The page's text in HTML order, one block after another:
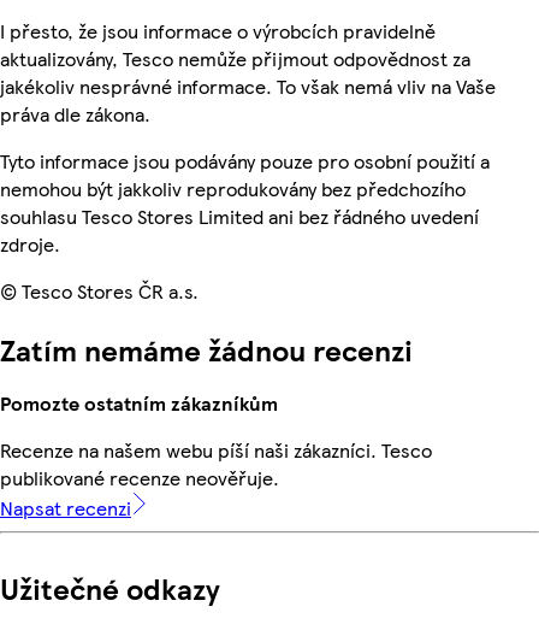
I přesto, že jsou informace o výrobcích pravidelně
aktualizovány, Tesco nemůže přijmout odpovědnost za
jakékoliv nesprávné informace. To však nemá vliv na Vaše
práva dle zákona.
Tyto informace jsou podávány pouze pro osobní použití a
nemohou být jakkoliv reprodukovány bez předchozího
souhlasu Tesco Stores Limited ani bez řádného uvedení
zdroje.
© Tesco Stores ČR a.s.
Zatím nemáme žádnou recenzi
Pomozte ostatním zákazníkům
Recenze na našem webu píší naši zákazníci. Tesco
publikované recenze neověřuje.
Napsat recenzi
Užitečné odkazy